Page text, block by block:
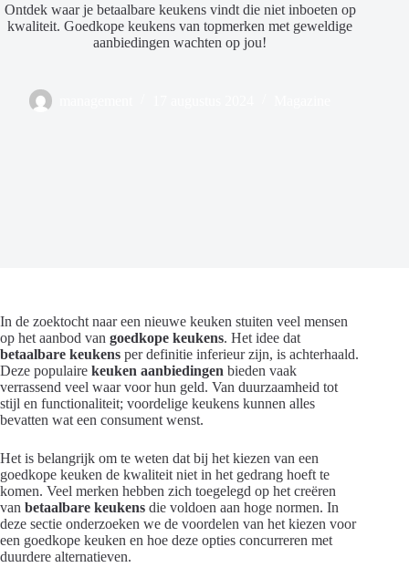
Ontdek waar je betaalbare keukens vindt die niet inboeten op
kwaliteit. Goedkope keukens van topmerken met geweldige
aanbiedingen wachten op jou!
In de zoektocht naar een nieuwe keuken stuiten veel mensen
op het aanbod van goedkope keukens. Het idee dat
betaalbare keukens per definitie inferieur zijn, is achterhaald.
Deze populaire keuken aanbiedingen bieden vaak
verrassend veel waar voor hun geld. Van duurzaamheid tot
stijl en functionaliteit; voordelige keukens kunnen alles
bevatten wat een consument wenst.
Het is belangrijk om te weten dat bij het kiezen van een
goedkope keuken de kwaliteit niet in het gedrang hoeft te
komen. Veel merken hebben zich toegelegd op het creëren
van betaalbare keukens die voldoen aan hoge normen. In
deze sectie onderzoeken we de voordelen van het kiezen voor
een goedkope keuken en hoe deze opties concurreren met
duurdere alternatieven.